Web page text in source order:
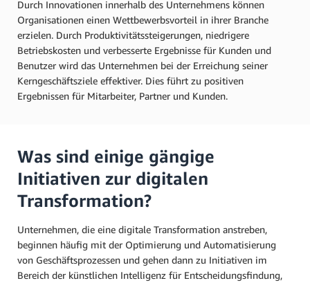
Durch Innovationen innerhalb des Unternehmens können
Organisationen einen Wettbewerbsvorteil in ihrer Branche
erzielen. Durch Produktivitätssteigerungen, niedrigere
Betriebskosten und verbesserte Ergebnisse für Kunden und
Benutzer wird das Unternehmen bei der Erreichung seiner
Kerngeschäftsziele effektiver. Dies führt zu positiven
Ergebnissen für Mitarbeiter, Partner und Kunden.
Was sind einige gängige
Initiativen zur digitalen
Transformation?
Unternehmen, die eine digitale Transformation anstreben,
beginnen häufig mit der Optimierung und Automatisierung
von Geschäftsprozessen und gehen dann zu Initiativen im
Bereich der künstlichen Intelligenz für Entscheidungsfindung,